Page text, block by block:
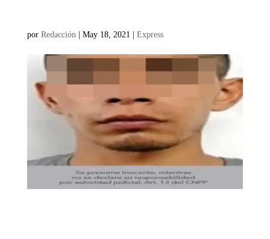
por Redacción | May 18, 2021 | Express